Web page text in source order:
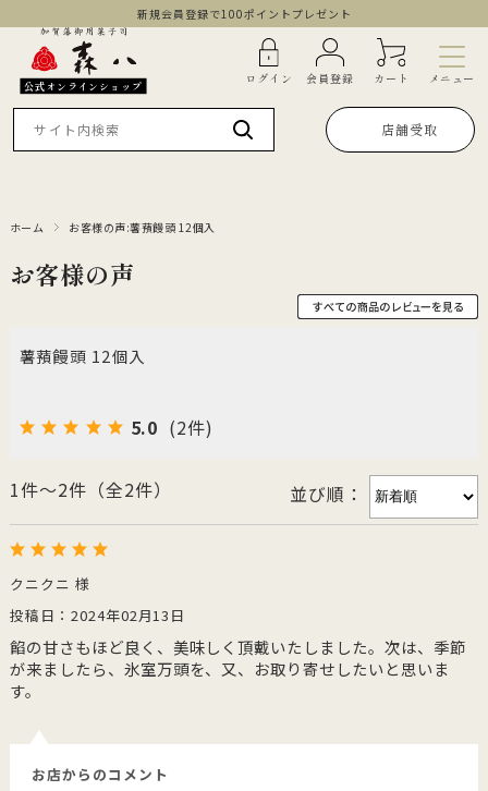
新規会員登録で100ポイントプレゼント
公式オンラインショップ ログイン 会員登録 カート メニュー
店舗受取
ホーム お客様の声:薯蕷饅頭 12個入
お客様の声
薯蕷饅頭 12個入
5.0 (2件)
1件～2件（全2件） 並び順：
クニクニ 様
投稿日：2024年02月13日
餡の甘さもほど良く、美味しく頂戴いたしました。次は、季節
が来ましたら、氷室万頭を、又、お取り寄せしたいと思いま
す。
お店からのコメント